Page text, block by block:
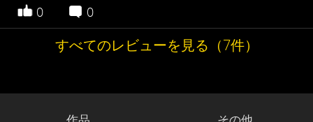
0 0
すべてのレビューを見る（7件）